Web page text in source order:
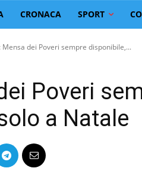
CRONACA SPORT
Mensa dei Poveri sempre disponibile,...
Poveri
a Natale